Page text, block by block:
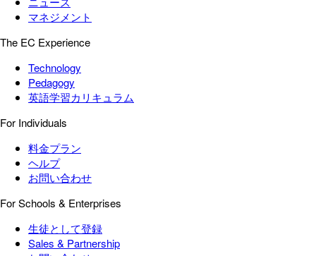
マネジメント
The EC Experience
Technology
Pedagogy
英語学習カリキュラム
For Individuals
料金プラン
ヘルプ
お問い合わせ
For Schools & Enterprises
生徒として登録
Sales & Partnership